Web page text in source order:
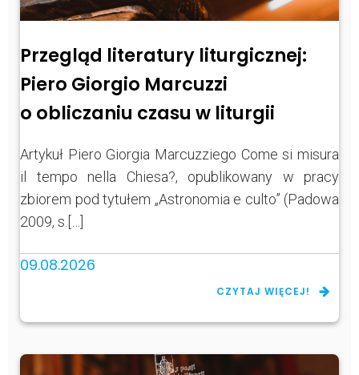
Przegląd literatury liturgicznej:
Piero Giorgio Marcuzzi
o obliczaniu czasu w liturgii
Artykuł Piero Giorgia Marcuzziego Come si misura
il tempo nella Chiesa?, opublikowany w pracy
zbiorem pod tytułem „Astronomia e culto” (Padowa
2009, s.[…]
09.08.2026
CZYTAJ WIĘCEJ!